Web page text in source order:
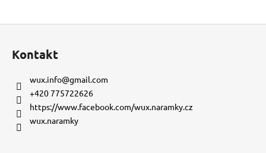
Kontakt
wux.info@gmail.com
+420 775722626
https://www.facebook.com/wux.naramky.cz
wux.naramky